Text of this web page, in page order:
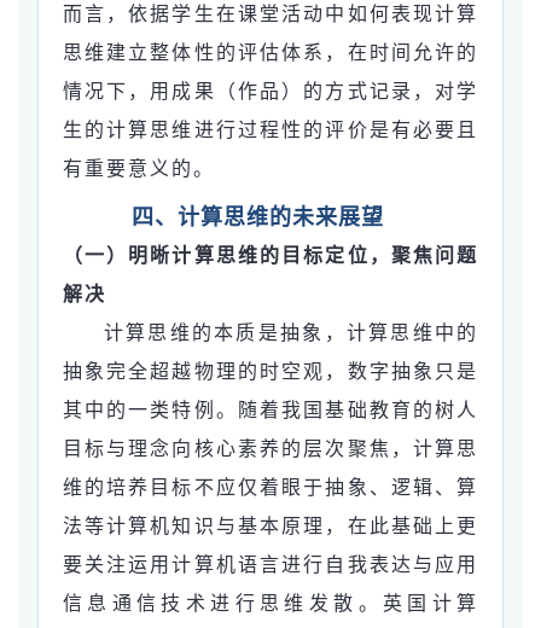
而言，依据学生在课堂活动中如何表现计算
思维建立整体性的评估体系，在时间允许的
情况下，用成果（作品）的方式记录，对学
生的计算思维进行过程性的评价是有必要且
有重要意义的。
四、计算思维的未来展望
（一）明晰计算思维的目标定位，聚焦问题
解决
计算思维的本质是抽象，计算思维中的
抽象完全超越物理的时空观，数字抽象只是
其中的一类特例。随着我国基础教育的树人
目标与理念向核心素养的层次聚焦，计算思
维的培养目标不应仅着眼于抽象、逻辑、算
法等计算机知识与基本原理，在此基础上更
要关注运用计算机语言进行自我表达与应用
信息通信技术进行思维发散。英国计算